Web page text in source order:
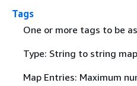
Tags
One or more tags to be
Type: String to string map
Map Entries: Maximum